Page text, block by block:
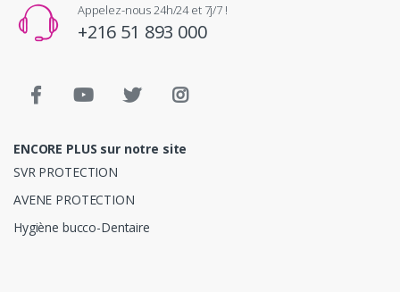
Appelez-nous 24h/24 et 7j/7 !
+216 51 893 000
ENCORE PLUS sur notre site
SVR PROTECTION
AVENE PROTECTION
Hygiène bucco-Dentaire